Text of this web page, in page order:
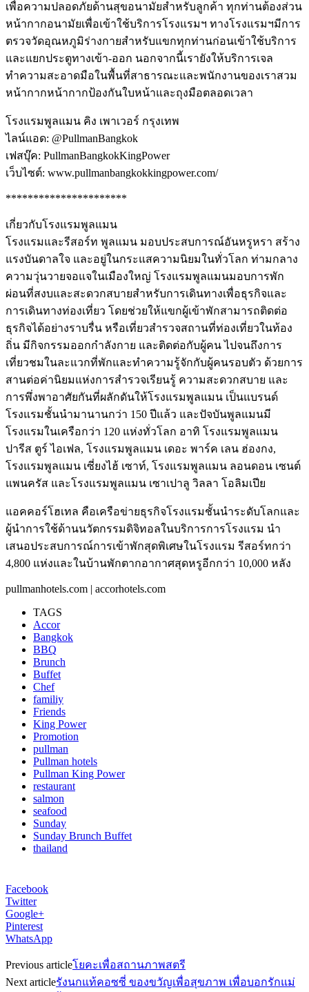
เพื่อความปลอดภัยด้านสุขอนามัยสำหรับลูกค้า ทุกท่านต้องส่วน
หน้ากากอนามัยเพื่อเข้าใช้บริการโรงแรมฯ ทางโรงแรมฯมีการ
ตรวจวัดอุณหภูมิร่างกายสำหรับแขกทุกท่านก่อนเข้าใช้บริการ
และแยกประตูทางเข้า-ออก นอกจากนี้เรายังให้บริการเจล
ทำความสะอาดมือในพื้นที่สาธารณะและพนักงานของเราสวม
หน้ากากหน้ากากป้องกันใบหน้าและถุงมือตลอดเวลา
โรงแรมพูลแมน คิง เพาเวอร์ กรุงเทพ
ไลน์แอด: @PullmanBangkok
เฟสบุ๊ค: PullmanBangkokKingPower
เว็บไซต์: www.pullmanbangkokkingpower.com/
**********************
เกี่ยวกับโรงแรมพูลแมน
โรงแรมและรีสอร์ท พูลแมน มอบประสบการณ์อันหรูหรา สร้าง
แรงบันดาลใจ และอยู่ในกระแสความนิยมในทั่วโลก ท่ามกลาง
ความวุ่นวายจอแจในเมืองใหญ่ โรงแรมพูลแมนมอบการพัก
ผ่อนที่สงบและสะดวกสบายสำหรับการเดินทางเพื่อธุรกิจและ
การเดินทางท่องเที่ยว โดยช่วยให้แขกผู้เข้าพักสามารถติดต่อ
ธุรกิจได้อย่างราบรื่น หรือเที่ยวสำรวจสถานที่ท่องเที่ยวในท้อง
ถิ่น มีกิจกรรมออกกำลังกาย และติดต่อกับผู้คน ไปจนถึงการ
เที่ยวชมในละแวกที่พักและทำความรู้จักกับผู้คนรอบตัว ด้วยการ
สานต่อค่านิยมแห่งการสำรวจเรียนรู้ ความสะดวกสบาย และ
การพึ่งพาอาศัยกันที่ผลักดันให้โรงแรมพูลแมน เป็นแบรนด์
โรงแรมชั้นนำมานานกว่า 150 ปีแล้ว และปัจบันพูลแมนมี
โรงแรมในเครือกว่า 120 แห่งทั่วโลก อาทิ โรงแรมพูลแมน
ปารีส ตูร์ ไอเฟล, โรงแรมพูลแมน เดอะ พาร์ค เลน ฮ่องกง,
โรงแรมพูลแมน เซี่ยงไฮ้ เซาท์, โรงแรมพูลแมน ลอนดอน เซนต์
แพนครัส และโรงแรมพูลแมน เซาเปาลู วิลลา โอลิมเปีย
แอคคอร์โฮเทล คือเครือข่ายธุรกิจโรงแรมชั้นนำระดับโลกและ
ผู้นำการใช้ด้านนวัตกรรมดิจิทอลในบริการการโรงแรม นำ
เสนอประสบการณ์การเข้าพักสุดพิเศษในโรงแรม รีสอร์ทกว่า
4,800 แห่งและในบ้านพักตากอากาศสุดหรูอีกกว่า 10,000 หลัง
pullmanhotels.com | accorhotels.com
TAGS
Accor
Bangkok
BBQ
Brunch
Buffet
Chef
familiy
Friends
King Power
Promotion
pullman
Pullman hotels
Pullman King Power
restaurant
salmon
seafood
Sunday
Sunday Brunch Buffet
thailand
Facebook
Twitter
Google+
Pinterest
WhatsApp
Previous articleโยคะเพื่อสถานภาพสตรี
Next articleรังนกแท้คอซซี่ ของขวัญเพื่อสุขภาพ เพื่อบอกรักแม่